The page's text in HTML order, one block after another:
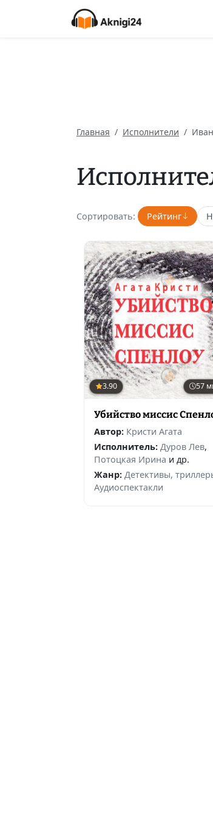
Главная Исполнители
Сортировать: Рейтинг
3.90 57
Убийство миссис
Автор: Кристи Агата
Исполнитель: Дуров Лев,
Потоцкая Ирина и др.
Жанр: Детективы,
Аудиоспектакли